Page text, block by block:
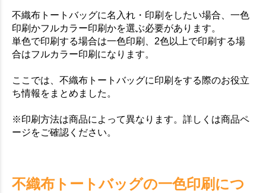
不織布トートバッグに名入れ・印刷をしたい場合、一色
印刷かフルカラー印刷かを選ぶ必要があります。
単色で印刷する場合は一色印刷、2色以上で印刷する場
合はフルカラー印刷になります。
ここでは、不織布トートバッグに印刷をする際のお役立
ち情報をまとめました。
※印刷方法は商品によって異なります。詳しくは商品ペ
ージをご確認ください。
不織布トートバッグの一色印刷につ